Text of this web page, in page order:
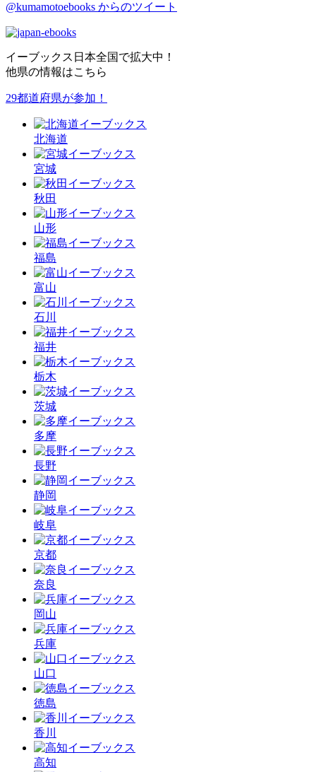
@kumamotoebooks からのツイート
イーブックス日本全国で拡大中！
他県の情報はこちら
29都道府県が参加！
北海道
宮城
秋田
山形
福島
富山
石川
福井
栃木
茨城
多摩
長野
静岡
岐阜
京都
奈良
岡山
兵庫
山口
徳島
香川
高知